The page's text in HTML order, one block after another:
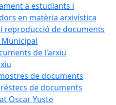
a estudiants i
en matèria arxivística
reproducció de documents
de l'arxiu
de documents
de documents
Oscar Yuste